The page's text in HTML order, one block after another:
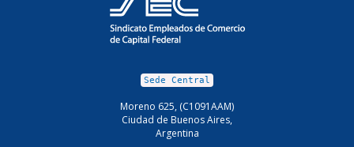
Sede Central
Moreno 625, (C1091AAM)
Ciudad de Buenos Aires,
Argentina